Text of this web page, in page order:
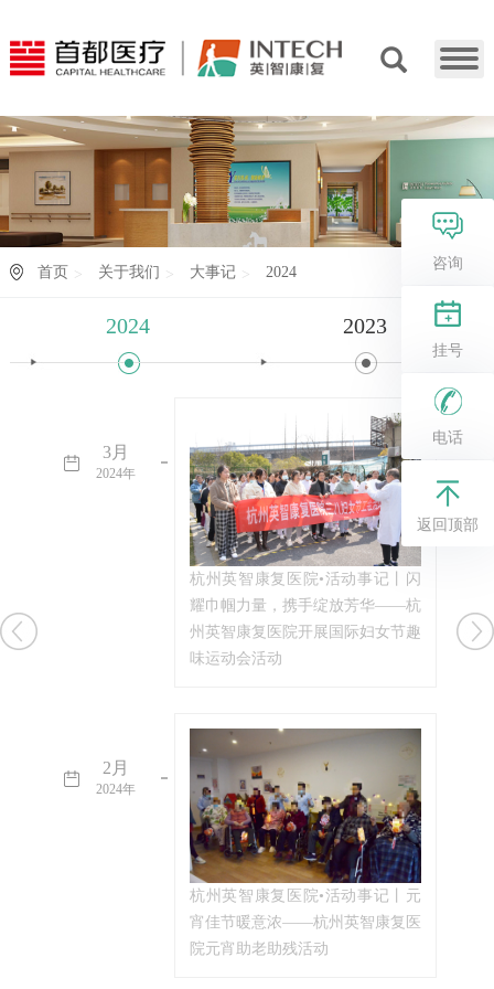
首页 关于我们 大事记 2024
2024 2023
3月
2024年
杭州英智康复医院•活动事记丨闪
耀巾帼力量，携手绽放芳华——杭
州英智康复医院开展国际妇女节趣
味运动会活动
2月
2024年
杭州英智康复医院•活动事记丨元
宵佳节暖意浓——杭州英智康复医
院元宵助老助残活动
咨询
挂号
电话
返回顶部